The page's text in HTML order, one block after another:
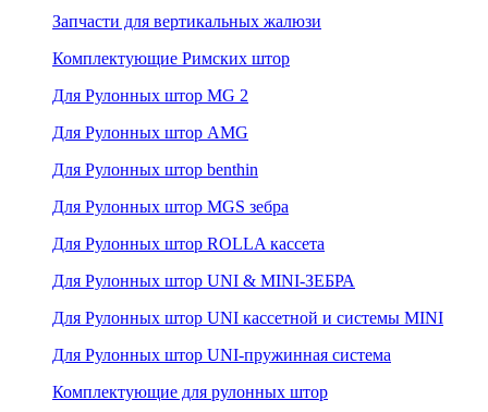
Запчасти для вертикальных жалюзи
Комплектующие Римских штор
Для Рулонных штор MG 2
Для Рулонных штор AMG
Для Рулонных штор benthin
Для Рулонных штор MGS зебра
Для Рулонных штор ROLLA кассета
Для Рулонных штор UNI & MINI-ЗЕБРА
Для Рулонных штор UNI кассетной и системы MINI
Для Рулонных штор UNI-пружинная система
Комплектующие для рулонных штор